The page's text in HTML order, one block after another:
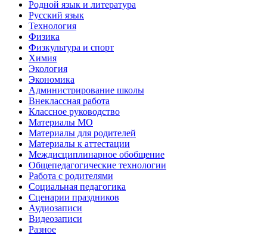
Родной язык и литература
Русский язык
Технология
Физика
Физкультура и спорт
Химия
Экология
Экономика
Администрирование школы
Внеклассная работа
Классное руководство
Материалы МО
Материалы для родителей
Материалы к аттестации
Междисциплинарное обобщение
Общепедагогические технологии
Работа с родителями
Социальная педагогика
Сценарии праздников
Аудиозаписи
Видеозаписи
Разное